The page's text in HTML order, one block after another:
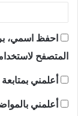
احفظ اسمي،
المتصفح
أعلمني
أعلمني